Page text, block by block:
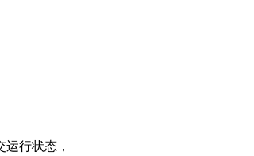
行状态，